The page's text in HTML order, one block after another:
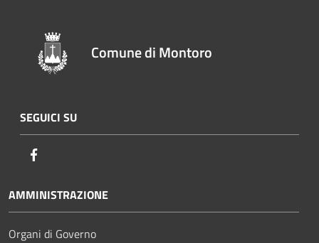
Comune di Montoro
SEGUICI SU
AMMINISTRAZIONE
Organi di Governo